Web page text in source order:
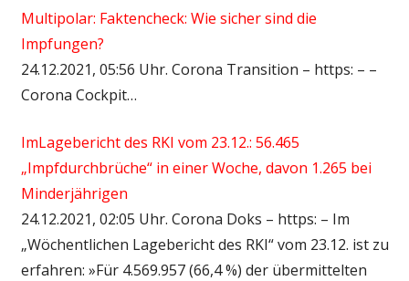
Multipolar: Faktencheck: Wie sicher sind die
Impfungen?
24.12.2021, 05:56 Uhr. Corona Transition – https: – –
Corona Cockpit…
ImLagebericht des RKI vom 23.12.: 56.465
„Impfdurchbrüche“ in einer Woche, davon 1.265 bei
Minderjährigen
24.12.2021, 02:05 Uhr. Corona Doks – https: – Im
„Wöchentlichen Lagebericht des RKI“ vom 23.12. ist zu
erfahren: »Für 4.569.957 (66,4 %) der übermittelten